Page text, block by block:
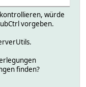
würde
vorgeben.
finden?